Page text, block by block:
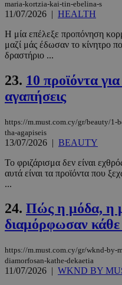
maria-kortzia-kai-tin-ebelina-s
11/07/2026 | HEALTH
Η μία επέλεξε προπόνηση
μαζί μάς έδωσαν το κίνητρο
δραστήριο ...
23. 10 προϊόντα
αγαπήσεις
https://m.must.com.cy/gr/beauty/1-
tha-agapiseis
13/07/2026 | BEAUTY
Το φριζάρισμα δεν είναι
αυτά είναι τα προϊόντα που
...
24. Πώς η μόδα, η
διαμόρφωσαν κάθε
https://m.must.com.cy/gr/wknd-
diamorfosan-kathe-dekaetia
11/07/2026 | WKND BY
LangCookie
CookieScriptConsent